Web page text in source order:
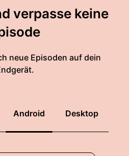
verpasse keine
neue Episoden auf dein
Android Desktop